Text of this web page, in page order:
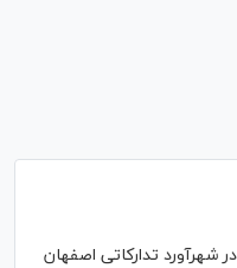
شهرآورد تدارکاتی اصفهان